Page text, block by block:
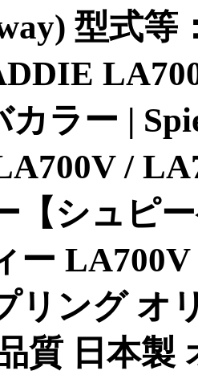
型式
カラー |
/
【シュピ
ー
リング オ
質 日本製